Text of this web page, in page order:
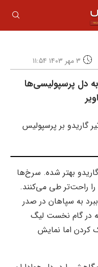
۳ مهر ۱۴۰۳ ۱۱:۵۴
دل پرسپولیسی‌ها
گاریدو بر پرسپولیس
بهتر شده. سرخ‌ها
را راحت‌تر طی می‌کنند.
به سپاهان در صدر
در گام نخست لیگ
کردن اما نمایش